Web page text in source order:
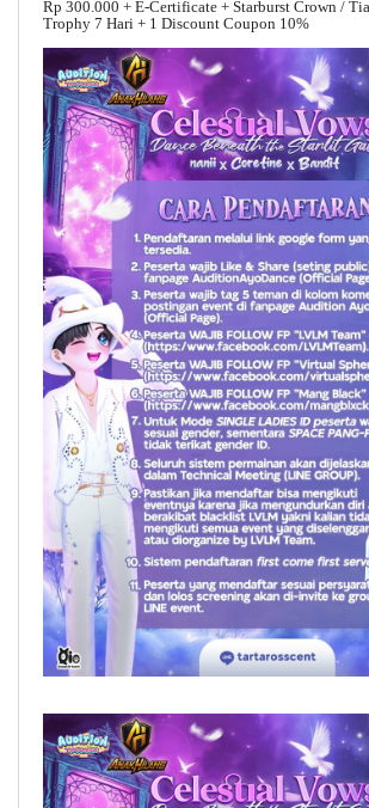
Rp 300.000 + E-Certificate + Starburst Crown /
Trophy 7 Hari + 1 Discount Coupon 10%